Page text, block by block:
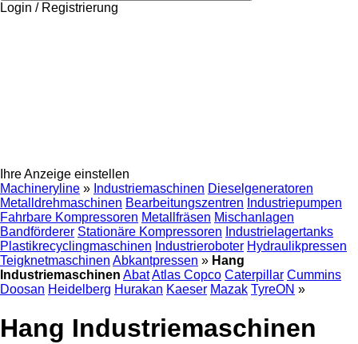
Login / Registrierung
Ihre Anzeige einstellen
Machineryline » Industriemaschinen Dieselgeneratoren
Metalldrehmaschinen Bearbeitungszentren Industriepumpen
Fahrbare Kompressoren Metallfräsen Mischanlagen
Bandförderer Stationäre Kompressoren Industrielagertanks
Plastikrecyclingmaschinen Industrieroboter Hydraulikpressen
Teigknetmaschinen Abkantpressen » Hang
Industriemaschinen AbatAtlas Copco Caterpillar Cummins
Doosan Heidelberg Hurakan Kaeser Mazak TyreON »
Hang Industriemaschinen